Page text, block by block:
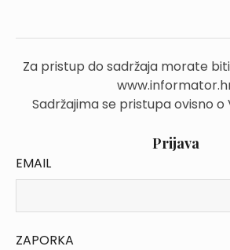
Za pristup do sadržaja morate
Sadržajima se pristupa ovisno
Prijava
EMAIL
ZAPORKA